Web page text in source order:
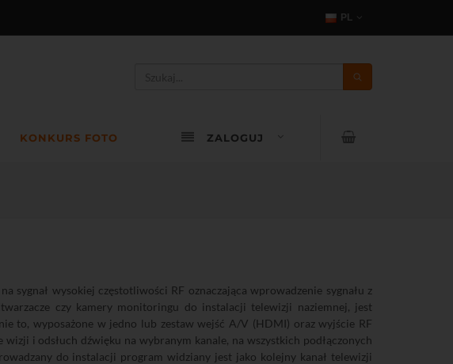
PL
KONKURS FOTO ZALOGUJ
sygnał wysokiej częstotliwości RF oznaczająca wprowadzenie sygnału z
czy kamery monitoringu do instalacji telewizji naziemnej, jest
to, wyposażone w jedno lub zestaw wejść A/V (HDMI) oraz wyjście RF
i odsłuch dźwięku na wybranym kanale, na wszystkich podłączonych
do instalacji program widziany jest jako kolejny kanał telewizji